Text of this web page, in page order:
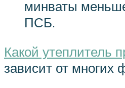
минваты
ПСБ.
Какой утеплитель
зависит от многих